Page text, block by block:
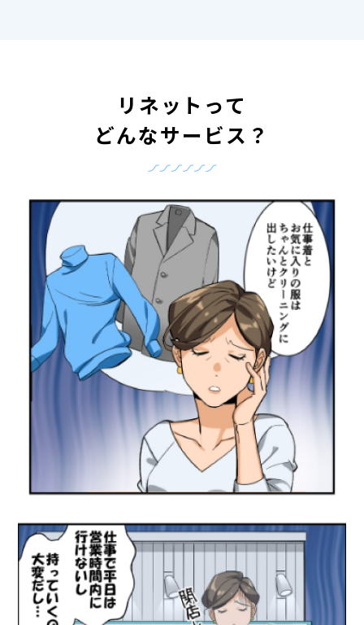
リネットって
どんなサービス？